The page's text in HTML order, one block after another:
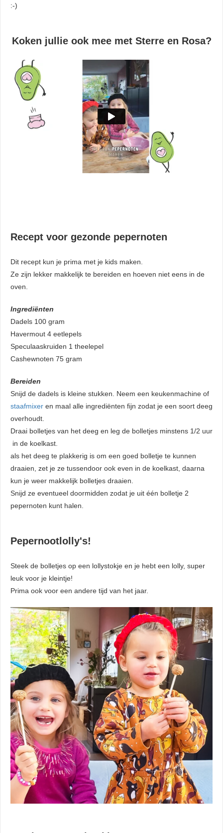
:-)
Koken jullie ook mee met Sterre en Rosa?
Recept voor gezonde pepernoten
Dit recept kun je prima met je kids maken.
Ze zijn lekker makkelijk te bereiden en hoeven niet eens in de
oven.
Ingrediënten
Dadels 100 gram
Havermout 4 eetlepels
Speculaaskruiden 1 theelepel
Cashewnoten 75 gram
Bereiden
Snijd de dadels is kleine stukken. Neem een keukenmachine of
staafmixer en maal alle ingrediënten fijn zodat je een soort deeg
overhoudt.
Draai bolletjes van het deeg en leg de bolletjes minstens 1/2 uur
in de koelkast.
als het deeg te plakkerig is om een goed bolletje te kunnen
draaien, zet je ze tussendoor ook even in de koelkast, daarna
kun je weer makkelijk bolletjes draaien.
Snijd ze eventueel doormidden zodat je uit één bolletje 2
pepernoten kunt halen.
Pepernootlolly's!
Steek de bolletjes op een lollystokje en je hebt een lolly, super
leuk voor je kleintje!
Prima ook voor een andere tijd van het jaar.